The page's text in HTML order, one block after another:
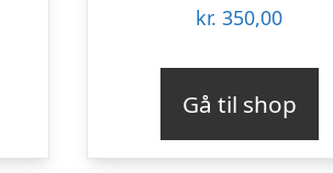
kr. 350,00
Gå til shop